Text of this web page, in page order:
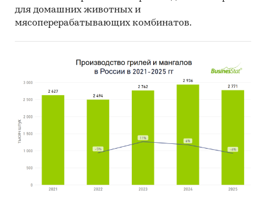
для домашних животных и
мясоперерабатывающих комбинатов.